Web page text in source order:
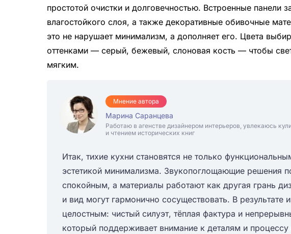
простотой очистки и долговечностью. Встроенные панели
влагостойкого слоя, а также декоративные обивочные
это не нарушает минимализм, а дополняет его. Цвета
оттенками — серый, бежевый, слоновая кость — чтобы
мягким.
Мнение автора
Марина Саранцева
Работаю в агенстве дизайнером интерьеров, увлекаюсь
и чтением исторических книг
Итак, тихие кухни становятся не только
эстетикой минимализма. Звукопоглощающие решения
спокойным, а материалы работают как другая грань
и вид могут гармонично сосуществовать. В результате
целостным: чистый силуэт, тёплая фактура и
который поддерживает внимание к деталям и процессу